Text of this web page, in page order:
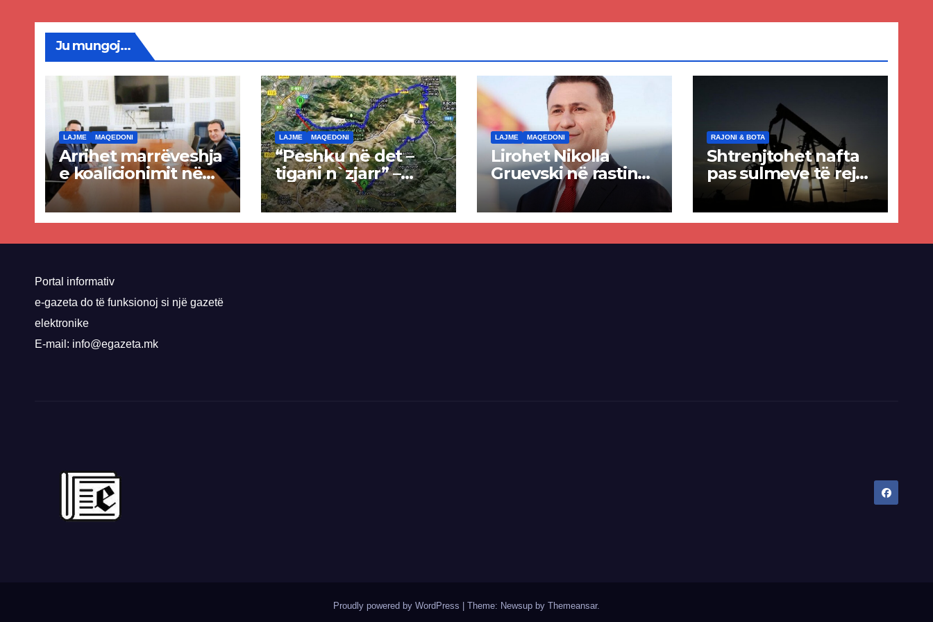
Ju mungoj...
LAJME MAQEDONI
Arrihet marrëveshja
e koalicionimit në
parim mes Kurtit
dhe Abdixhikut
LAJME MAQEDONI
“Peshku në det –
tigani n`zjarr” –
Ende pa u kryer
projekti i tunelit,
komuna e Tetovës
nis punimet për
LAJME MAQEDONI
Lirohet Nikolla
Gruevski në rastin
“Talir 2”, gjykata
rrëzon akuzat për
ndërtimin e
paligjshëm të selisë
RAJONI & BOTA
Shtrenjtohet nafta
pas sulmeve të reja
SHBA–Iran
Portal informativ
e-gazeta do të funksionoj si një gazetë
elektronike
E-mail: info@egazeta.mk
Proudly powered by WordPress Theme: Newsup by Themeansar.